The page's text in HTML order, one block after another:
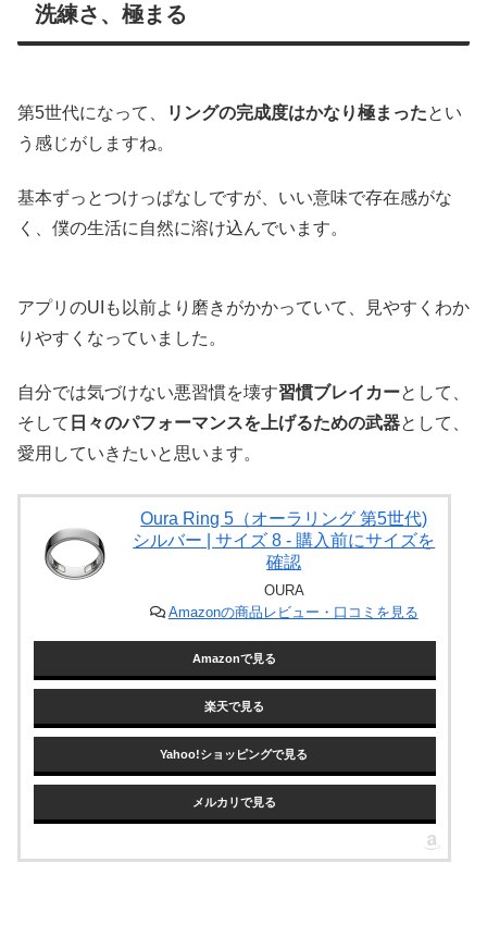
洗練さ、極まる
第5世代になって、 リングの完成度はかなり極まったとい
う感じがしますね。
基本ずっとつけっぱなしですが、いい意味で存在感がな
く、僕の生活に自然に溶け込んでいます。
アプリのUIも以前より磨きがかかっていて、見やすくわか
りやすくなっていました。
自分では気づけない悪習慣を壊す習慣ブレイカーとして、
そして 日々のパフォーマンスを上げるための武器として、
愛用していきたいと思います。
Oura Ring 5（オーラリング 第5世代)
シルバー | サイズ 8 - 購入前にサイズを
確認
OURA
Amazonの商品レビュー・口コミを見る
Amazonで見る
楽天で見る
Yahoo!ショッピングで見る
メルカリで見る